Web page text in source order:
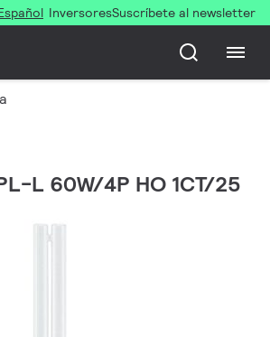
InversoresSuscríbete al newsletter
L 60W/4P HO 1CT/25